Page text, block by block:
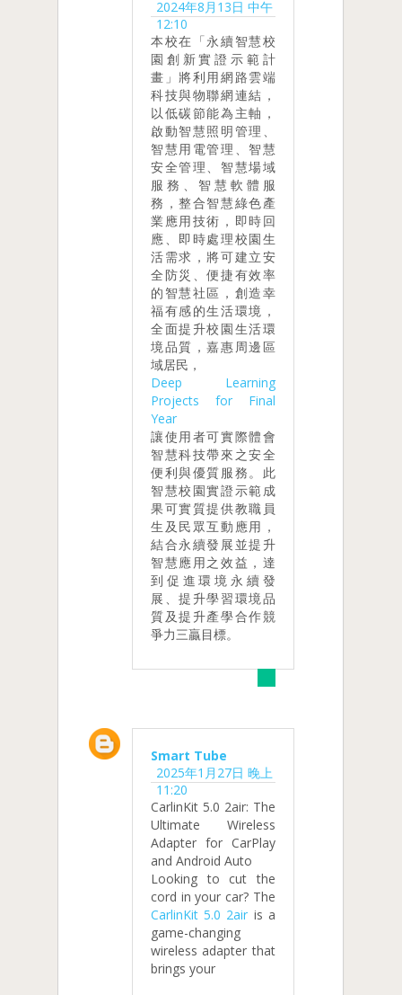
2024年8月13日 中午
12:10
本校在「永續智慧校
園創新實證示範計
畫」將利用網路雲端
科技與物聯網連結，
以低碳節能為主軸，
啟動智慧照明管理、
智慧用電管理、智慧
安全管理、智慧場域
服務、智慧軟體服
務，整合智慧綠色產
業應用技術，即時回
應、即時處理校園生
活需求，將可建立安
全防災、便捷有效率
的智慧社區，創造幸
福有感的生活環境，
全面提升校園生活環
境品質，嘉惠周邊區
域居民，
Deep Learning
Projects for Final
Year
讓使用者可實際體會
智慧科技帶來之安全
便利與優質服務。此
智慧校園實證示範成
果可實質提供教職員
生及民眾互動應用，
結合永續發展並提升
智慧應用之效益，達
到促進環境永續發
展、提升學習環境品
質及提升產學合作競
爭力三贏目標。
Smart Tube
2025年1月27日 晚上
11:20
CarlinKit 5.0 2air: The
Ultimate Wireless
Adapter for CarPlay
and Android Auto
Looking to cut the
cord in your car? The
CarlinKit 5.0 2air is a
game-changing
wireless adapter that
brings your